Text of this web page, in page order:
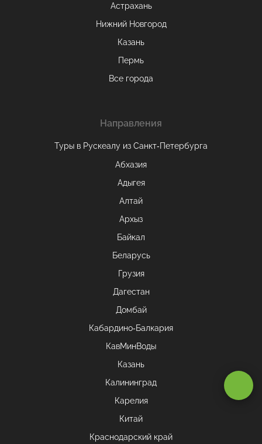
Астрахань
Нижний Новгород
Казань
Пермь
Все города
Направления
Туры в Рускеалу из Санкт‑Петербурга
Абхазия
Адыгея
Алтай
Архыз
Байкал
Беларусь
Грузия
Дагестан
Домбай
Кабардино-Балкария
КавМинВоды
Казань
Калининград
Карелия
Китай
Краснодарский край